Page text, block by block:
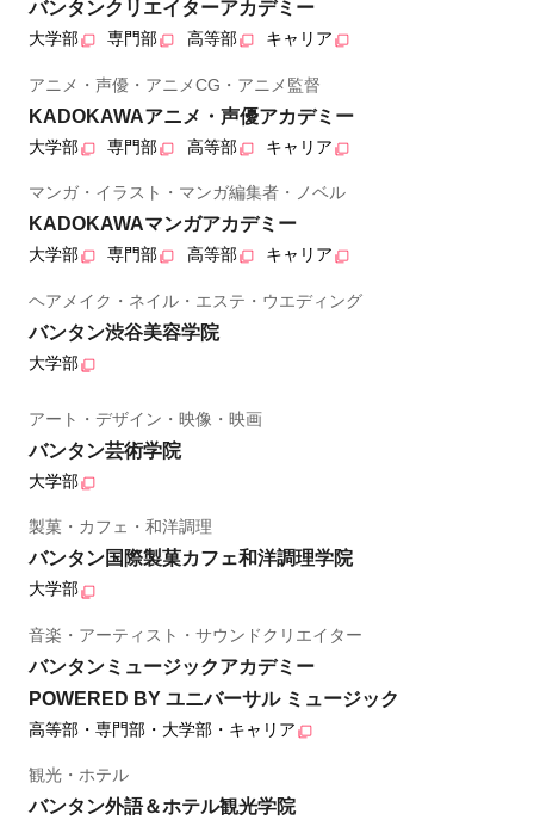
バンタンクリエイターアカデミー
大学部 専門部 高等部 キャリア
アニメ・声優・アニメCG・アニメ監督
KADOKAWAアニメ・声優アカデミー
大学部 専門部 高等部 キャリア
マンガ・イラスト・マンガ編集者・ノベル
KADOKAWAマンガアカデミー
大学部 専門部 高等部 キャリア
ヘアメイク・ネイル・エステ・ウエディング
バンタン渋谷美容学院
大学部
アート・デザイン・映像・映画
バンタン芸術学院
大学部
製菓・カフェ・和洋調理
バンタン国際製菓カフェ和洋調理学院
大学部
音楽・アーティスト・サウンドクリエイター
バンタンミュージックアカデミー
POWERED BY ユニバーサル ミュージック
高等部・専門部・大学部・キャリア
観光・ホテル
バンタン外語＆ホテル観光学院